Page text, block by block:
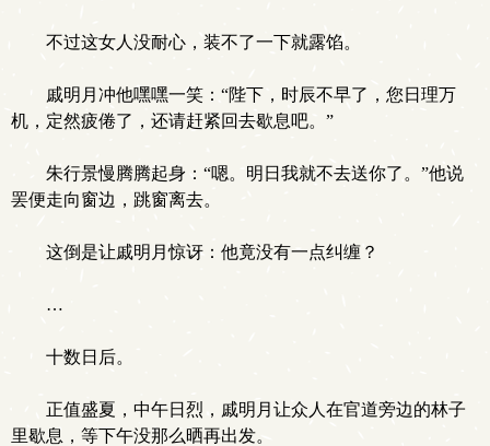
不过这女人没耐心，装不了一下就露馅。
戚明月冲他嘿嘿一笑：“陛下，时辰不早了，您日理万
机，定然疲倦了，还请赶紧回去歇息吧。”
朱行景慢腾腾起身：“嗯。明日我就不去送你了。”他说
罢便走向窗边，跳窗离去。
这倒是让戚明月惊讶：他竟没有一点纠缠？
…
十数日后。
正值盛夏，中午日烈，戚明月让众人在官道旁边的林子
里歇息，等下午没那么晒再出发。